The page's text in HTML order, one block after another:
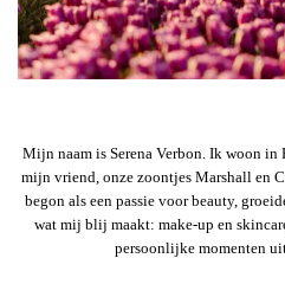
Mijn naam is Serena Verbon. Ik woon
mijn vriend, onze zoontjes Marshall en
begon als een passie voor beauty,
wat mij blij maakt: make-up en
persoonlijke momenten